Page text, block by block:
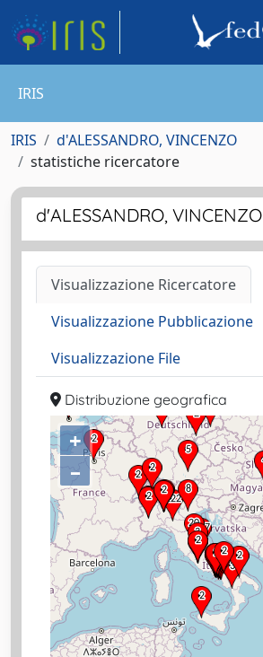
IRIS
IRIS
d'ALESSANDRO, VINCENZO
statistiche ricercatore
d'ALESSANDRO, VINCENZO
Visualizzazione Ricercatore
Visualizzazione Pubblicazione
Visualizzazione File
Distribuzione geografica
+
–